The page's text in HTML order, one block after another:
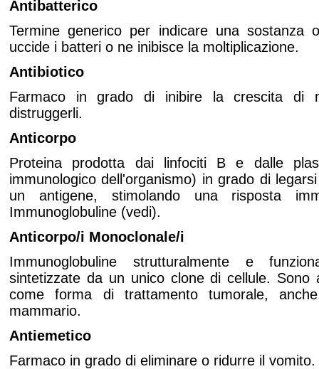
Antibatterico
Termine generico per indicare una sostanza
uccide i batteri o ne inibisce la moltiplicazione.
Antibiotico
Farmaco in grado di inibire la crescita di
distruggerli.
Anticorpo
Proteina prodotta dai linfociti B e dalle
immunologico dell'organismo) in grado di
un antigene, stimolando una risposta
Immunoglobuline (vedi).
Anticorpo/i Monoclonale/i
Immunoglobuline strutturalmente e
sintetizzate da un unico clone di cellule. Sono
come forma di trattamento tumorale,
mammario.
Antiemetico
Farmaco in grado di eliminare o ridurre il vomito.